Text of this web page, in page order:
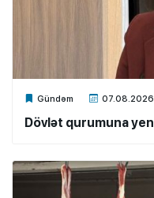
Gündəm 07.08.2026
Xalq.Online
Dövlət qurumuna